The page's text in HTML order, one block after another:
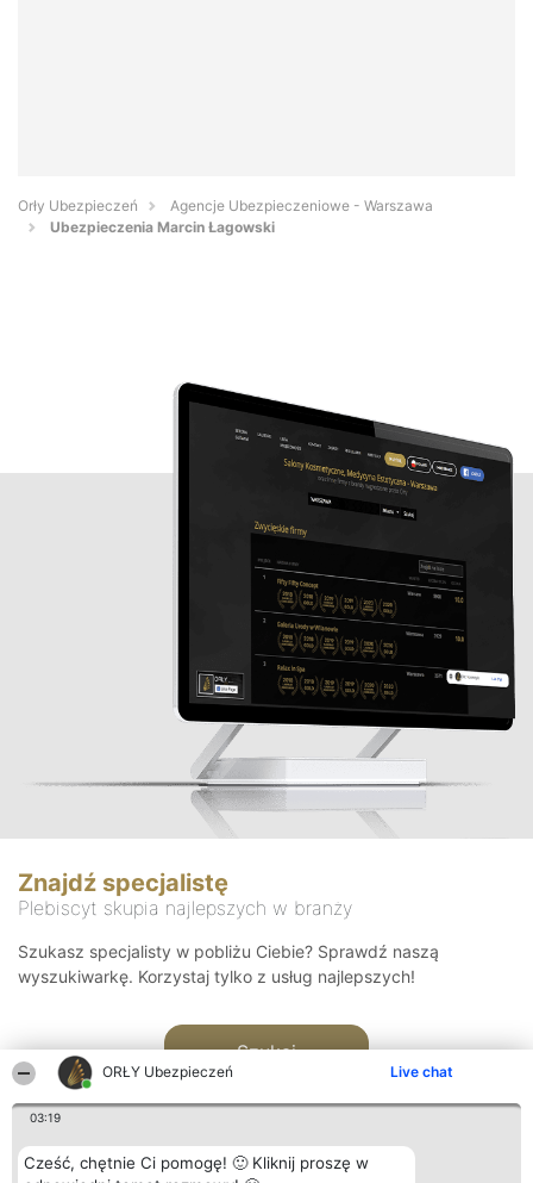
ORŁY Ubezpieczeń Live chat
03:19
Cześć, chętnie Ci pomogę! 🙂 Kliknij proszę w
Orły Ubezpieczeń
Agencje Ubezpieczeniowe - Warszawa
Ubezpieczenia Marcin Łagowski
Znajdź specjalistę
Plebiscyt skupia najlepszych w branży
Szukasz specjalisty w pobliżu Ciebie? Sprawdź naszą
wyszukiwarkę. Korzystaj tylko z usług najlepszych!
Szukaj